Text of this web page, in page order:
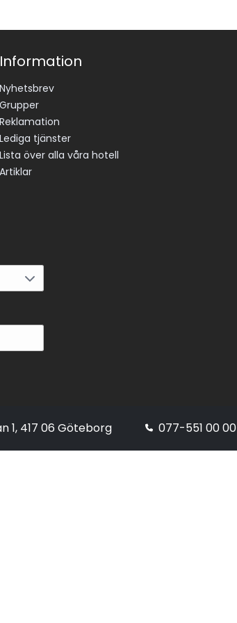
Information
Nyhetsbrev
Grupper
Reklamation
Lediga tjänster
Lista över alla våra hotell
Artiklar
1, 417 06 Göteborg 077-551 00 00